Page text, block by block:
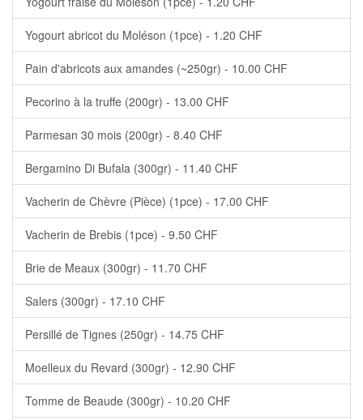
Yogourt abricot du Moléson (1pce) - 1.20 CHF
Pain d'abricots aux amandes (~250gr) - 10.00 CHF
Pecorino à la truffe (200gr) - 13.00 CHF
Parmesan 30 mois (200gr) - 8.40 CHF
Bergamino Di Bufala (300gr) - 11.40 CHF
Vacherin de Chèvre (Pièce) (1pce) - 17.00 CHF
Vacherin de Brebis (1pce) - 9.50 CHF
Brie de Meaux (300gr) - 11.70 CHF
Salers (300gr) - 17.10 CHF
Persillé de Tignes (250gr) - 14.75 CHF
Moelleux du Revard (300gr) - 12.90 CHF
Tomme de Beaude (300gr) - 10.20 CHF